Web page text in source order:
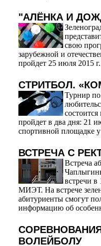
"АЛЁНКА И
свою
зарубежной и
пройдет 25 июля 2015
СТРИТБОЛ.
Турнир
пройдет в два дня: 21
спортивной площадке
ВСТРЕЧА С
Встреча
встречи в
МИЭТ. На встрече
абитуриенты смогут
информацию об
ВОЛЕЙБОЛУ